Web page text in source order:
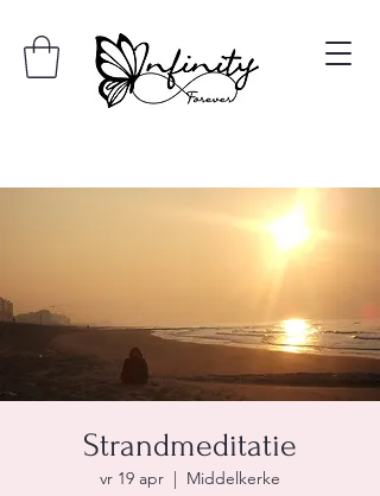
Strandmeditatie
vr 19 apr
  |
Middelkerke